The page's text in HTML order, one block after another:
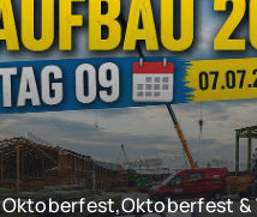
Oktoberfest,Oktoberfest &